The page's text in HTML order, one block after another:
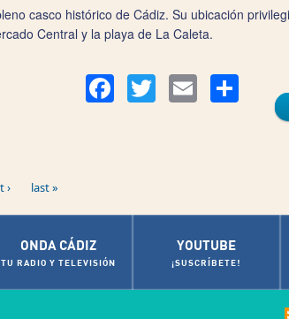
casco histórico de Cádiz. Su ubicación
Central y la playa de La Caleta.
FacebookTwitter Email
› last »
ONDA CÁDIZ
TU RADIO Y TELEVISIÓN
YOUTUBE
¡SUSCRÍBETE!